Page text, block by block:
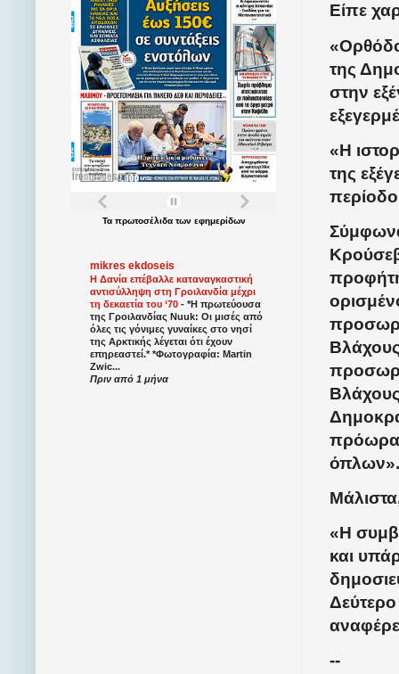
Είπε
της
στην
«Η
της
Σύμφωνα
όπλων».
«Η
και
--
Τα πρωτοσέλιδατων εφημερίδων
mikres ekdoseis
Η Δανία επέβαλλε καταναγκαστική
αντισύλληψη στη Γροιλανδία μέχρι
τη δεκαετία του ‘70 - *Η πρωτεύουσα
της Γροιλανδίας Nuuk: Οι μισές από
όλες τις γόνιμες γυναίκες στο νησί
της Αρκτικής λέγεται ότι έχουν
επηρεαστεί.* *Φωτογραφία: Martin
Zwic...
Πριν από 1 μήνα